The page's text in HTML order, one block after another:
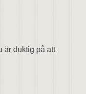
är duktig på att